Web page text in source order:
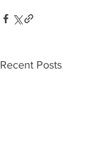
Recent Posts